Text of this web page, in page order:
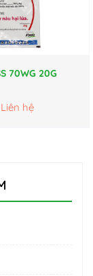
70WG 20G
Liên hệ